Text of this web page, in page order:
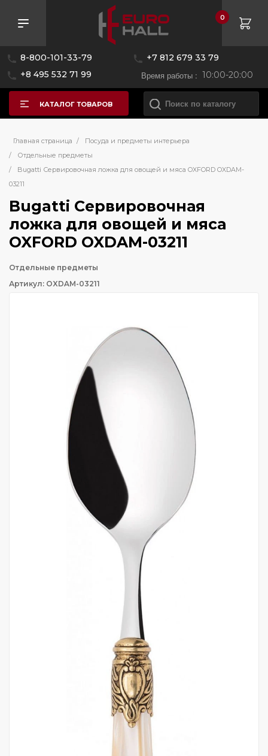
8-800-101-33-79
+7 812 679 33 79
+8 495 532 71 99
Время работы : 10:00-20:00
0
КАТАЛОГ ТОВАРОВ
Главная страница /
Посуда и предметы интерьера
/
Отдельные предметы
/
Bugatti Сервировочная ложка для овощей и мяса OXFORD OXDAM-
03211
Bugatti Сервировочная
ложка для овощей и мяса
OXFORD OXDAM-03211
Отдельные предметы
Артикул: OXDAM-03211